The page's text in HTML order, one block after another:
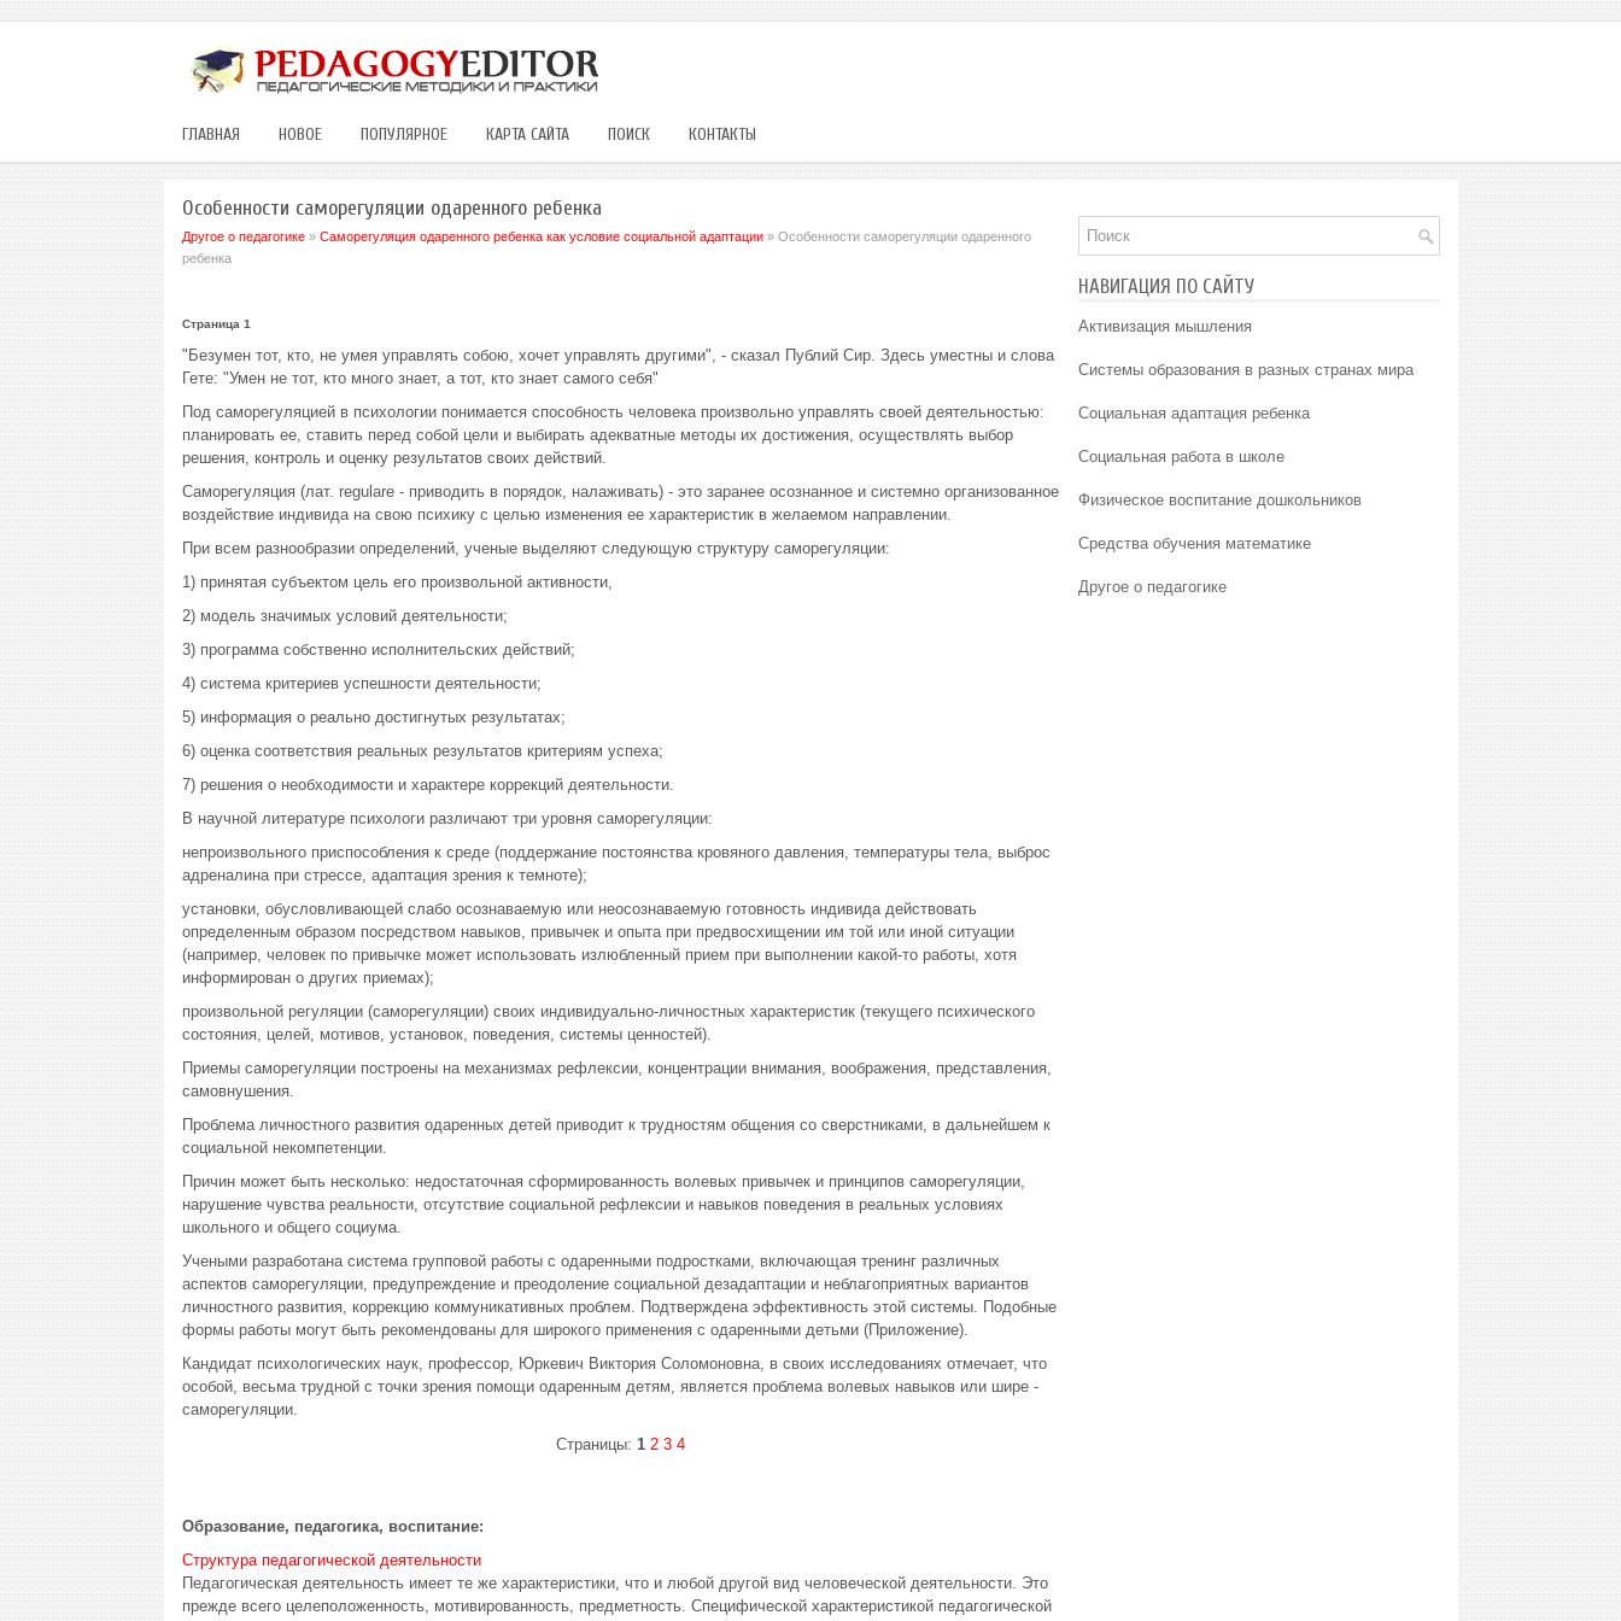
ГЛАВНАЯ НОВОЕ ПОПУЛЯРНОЕ КАРТА САЙТА ПОИСК КОНТАКТЫ
Особенности саморегуляции одаренного ребенка
Другое о педагогике» Саморегуляция одаренного ребенка как условие социальной адаптации» Особенности саморегуляции одаренного
ребенка
Страница 1
"Безумен тот, кто, не умея управлять собою, хочет управлять другими", - сказал Публий Сир. Здесь уместны и слова
Гете: "Умен не тот, кто много знает, а тот, кто знает самого себя"
Под саморегуляцией в психологии понимается способность человека произвольно управлять своей деятельностью:
планировать ее, ставить перед собой цели и выбирать адекватные методы их достижения, осуществлять выбор
решения, контроль и оценку результатов своих действий.
Саморегуляция (лат. regulare - приводить в порядок, налаживать) - это заранее осознанное и системно организованное
воздействие индивида на свою психику с целью изменения ее характеристик в желаемом направлении.
При всем разнообразии определений, ученые выделяют следующую структуру саморегуляции:
1) принятая субъектом цель его произвольной активности,
2) модель значимых условий деятельности;
3) программа собственно исполнительских действий;
4) система критериев успешности деятельности;
5) информация о реально достигнутых результатах;
6) оценка соответствия реальных результатов критериям успеха;
7) решения о необходимости и характере коррекций деятельности.
В научной литературе психологи различают три уровня саморегуляции:
непроизвольного приспособления к среде (поддержание постоянства кровяного давления, температуры тела, выброс
адреналина при стрессе, адаптация зрения к темноте);
установки, обусловливающей слабо осознаваемую или неосознаваемую готовность индивида действовать
определенным образом посредством навыков, привычек и опыта при предвосхищении им той или иной ситуации
(например, человек по привычке может использовать излюбленный прием при выполнении какой-то работы, хотя
информирован о других приемах);
произвольной регуляции (саморегуляции) своих индивидуально-личностных характеристик (текущего психического
состояния, целей, мотивов, установок, поведения, системы ценностей).
Приемы саморегуляции построены на механизмах рефлексии, концентрации внимания, воображения, представления,
самовнушения.
Проблема личностного развития одаренных детей приводит к трудностям общения со сверстниками, в дальнейшем к
социальной некомпетенции.
Причин может быть несколько: недостаточная сформированность волевых привычек и принципов саморегуляции,
нарушение чувства реальности, отсутствие социальной рефлексии и навыков поведения в реальных условиях
школьного и общего социума.
Учеными разработана система групповой работы с одаренными подростками, включающая тренинг различных
аспектов саморегуляции, предупреждение и преодоление социальной дезадаптации и неблагоприятных вариантов
личностного развития, коррекцию коммуникативных проблем. Подтверждена эффективность этой системы. Подобные
формы работы могут быть рекомендованы для широкого применения с одаренными детьми (Приложение).
Кандидат психологических наук, профессор, Юркевич Виктория Соломоновна, в своих исследованиях отмечает, что
особой, весьма трудной с точки зрения помощи одаренным детям, является проблема волевых навыков или шире -
саморегуляции.
Страницы: 1 2 3 4
Образование, педагогика, воспитание:
Структура педагогической деятельности
Педагогическая деятельность имеет те же характеристики, что и любой другой вид человеческой деятельности. Это
прежде всего целеположенность, мотивированность, предметность. Специфической характеристикой педагогической
НАВИГАЦИЯ ПО САЙТУ
Активизация мышления
Системы образования в разных странах мира
Социальная адаптация ребенка
Социальная работа в школе
Физическое воспитание дошкольников
Средства обучения математике
Другое о педагогике